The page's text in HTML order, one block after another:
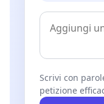
Scrivi con
petizione